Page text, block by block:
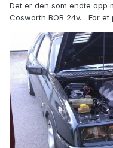
Det er den som endte opp
Cosworth BOB 24v. For et